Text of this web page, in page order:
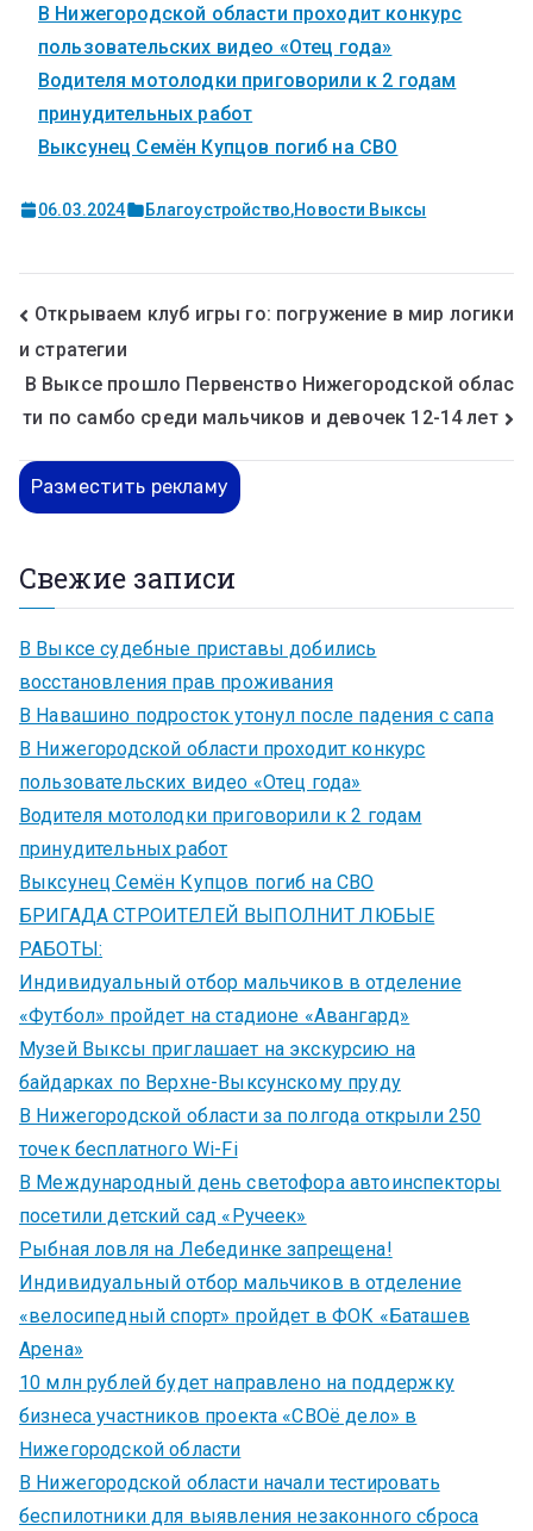
В Нижегородской области проходит конкурс
пользовательских видео «Отец года»
Водителя мотолодки приговорили к 2 годам
принудительных работ
Выксунец Семён Купцов погиб на СВО
06.03.2024 Благоустройство,Новости Выксы
Открываем клуб игры го: погружение в мир логики
и стратегии
В Выксе прошло Первенство Нижегородской облас
ти по самбо среди мальчиков и девочек 12-14 лет
Разместить рекламу
Свежие записи
В Выксе судебные приставы добились
восстановления прав проживания
В Навашино подросток утонул после падения с сапа
В Нижегородской области проходит конкурс
пользовательских видео «Отец года»
Водителя мотолодки приговорили к 2 годам
принудительных работ
Выксунец Семён Купцов погиб на СВО
БРИГАДА СТРОИТЕЛЕЙ ВЫПОЛНИТ ЛЮБЫЕ
РАБОТЫ:
Индивидуальный отбор мальчиков в отделение
«Футбол» пройдет на стадионе «Авангард»
Музей Выксы приглашает на экскурсию на
байдарках по Верхне-Выксунскому пруду
В Нижегородской области за полгода открыли 250
точек бесплатного Wi-Fi
В Международный день светофора автоинспекторы
посетили детский сад «Ручеек»
Рыбная ловля на Лебединке запрещена!
Индивидуальный отбор мальчиков в отделение
«велосипедный спорт» пройдет в ФОК «Баташев
Арена»
10 млн рублей будет направлено на поддержку
бизнеса участников проекта «СВОё дело» в
Нижегородской области
В Нижегородской области начали тестировать
беспилотники для выявления незаконного сброса